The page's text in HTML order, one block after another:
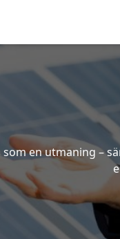
en utmaning –